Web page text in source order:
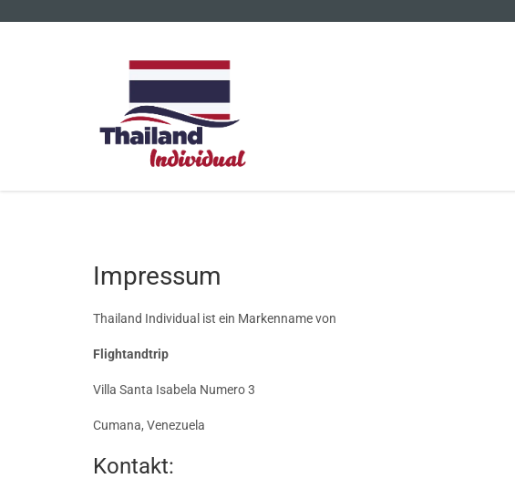
Impressum
Thailand Individual ist ein Markenname von
Flightandtrip
Villa Santa Isabela Numero 3
Cumana, Venezuela
Kontakt: